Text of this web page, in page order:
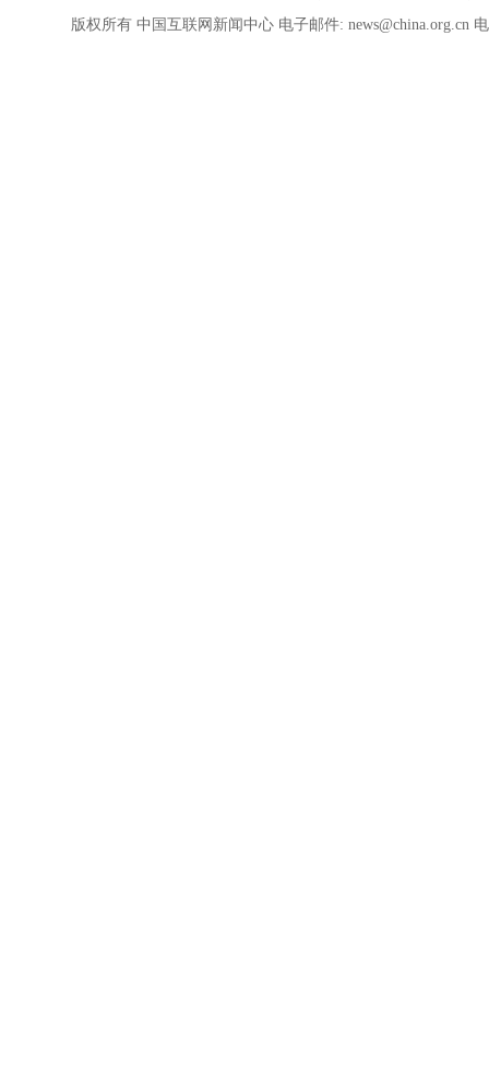
版权所有 中国互联网新闻中心 电子邮件: news@china.org.cn